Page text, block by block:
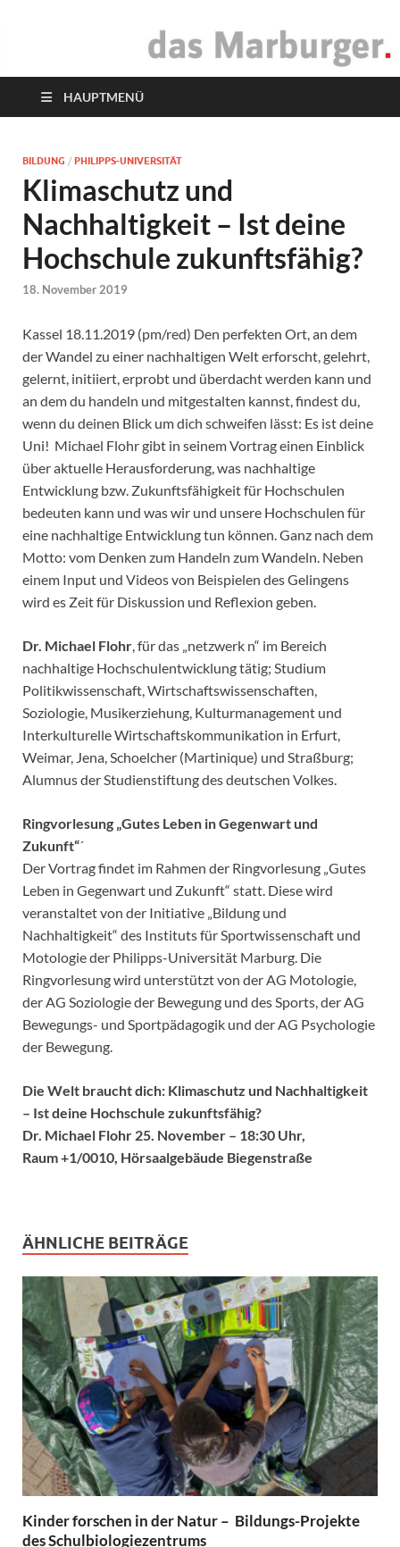
das Marburger.
HAUPTMENÜ
BILDUNG / PHILIPPS-UNIVERSITÄT
Klimaschutz und
Nachhaltigkeit – Ist deine
Hochschule zukunftsfähig?
18. November 2019
Kassel 18.11.2019 (pm/red) Den perfekten Ort, an dem
der Wandel zu einer nachhaltigen Welt erforscht, gelehrt,
gelernt, initiiert, erprobt und überdacht werden kann und
an dem du handeln und mitgestalten kannst, findest du,
wenn du deinen Blick um dich schweifen lässt: Es ist deine
Uni! Michael Flohr gibt in seinem Vortrag einen Einblick
über aktuelle Herausforderung, was nachhaltige
Entwicklung bzw. Zukunftsfähigkeit für Hochschulen
bedeuten kann und was wir und unsere Hochschulen für
eine nachhaltige Entwicklung tun können. Ganz nach dem
Motto: vom Denken zum Handeln zum Wandeln. Neben
einem Input und Videos von Beispielen des Gelingens
wird es Zeit für Diskussion und Reflexion geben.
Dr. Michael Flohr, für das „netzwerk n“ im Bereich
nachhaltige Hochschulentwicklung tätig; Studium
Politikwissenschaft, Wirtschaftswissenschaften,
Soziologie, Musikerziehung, Kulturmanagement und
Interkulturelle Wirtschaftskommunikation in Erfurt,
Weimar, Jena, Schoelcher (Martinique) und Straßburg;
Alumnus der Studienstiftung des deutschen Volkes.
Ringvorlesung „Gutes Leben in Gegenwart und
Zukunft“´
Der Vortrag findet im Rahmen der Ringvorlesung „Gutes
Leben in Gegenwart und Zukunft“ statt. Diese wird
veranstaltet von der Initiative „Bildung und
Nachhaltigkeit“ des Instituts für Sportwissenschaft und
Motologie der Philipps-Universität Marburg. Die
Ringvorlesung wird unterstützt von der AG Motologie,
der AG Soziologie der Bewegung und des Sports, der AG
Bewegungs- und Sportpädagogik und der AG Psychologie
der Bewegung.
Die Welt braucht dich: Klimaschutz und Nachhaltigkeit
– Ist deine Hochschule zukunftsfähig?
Dr. Michael Flohr 25. November – 18:30 Uhr,
Raum +1/0010, Hörsaalgebäude Biegenstraße
ÄHNLICHE BEITRÄGE
Kinder forschen in der Natur – Bildungs-Projekte
des Schulbiologiezentrums